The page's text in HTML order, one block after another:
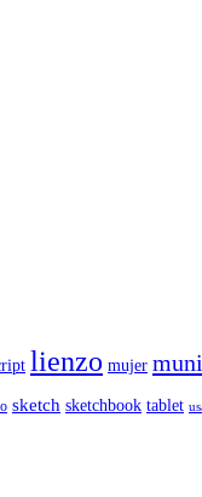
lienzo mujer
sketch sketchbook tablet